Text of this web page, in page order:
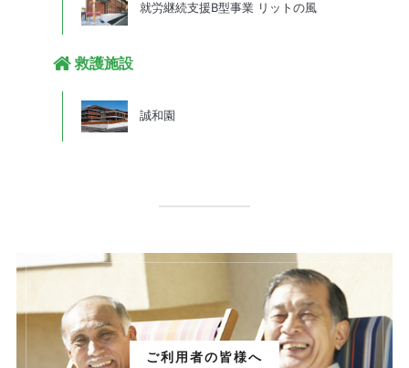
就労継続支援B型事業 リットの風
救護施設
誠和園
ご利用者の皆様へ